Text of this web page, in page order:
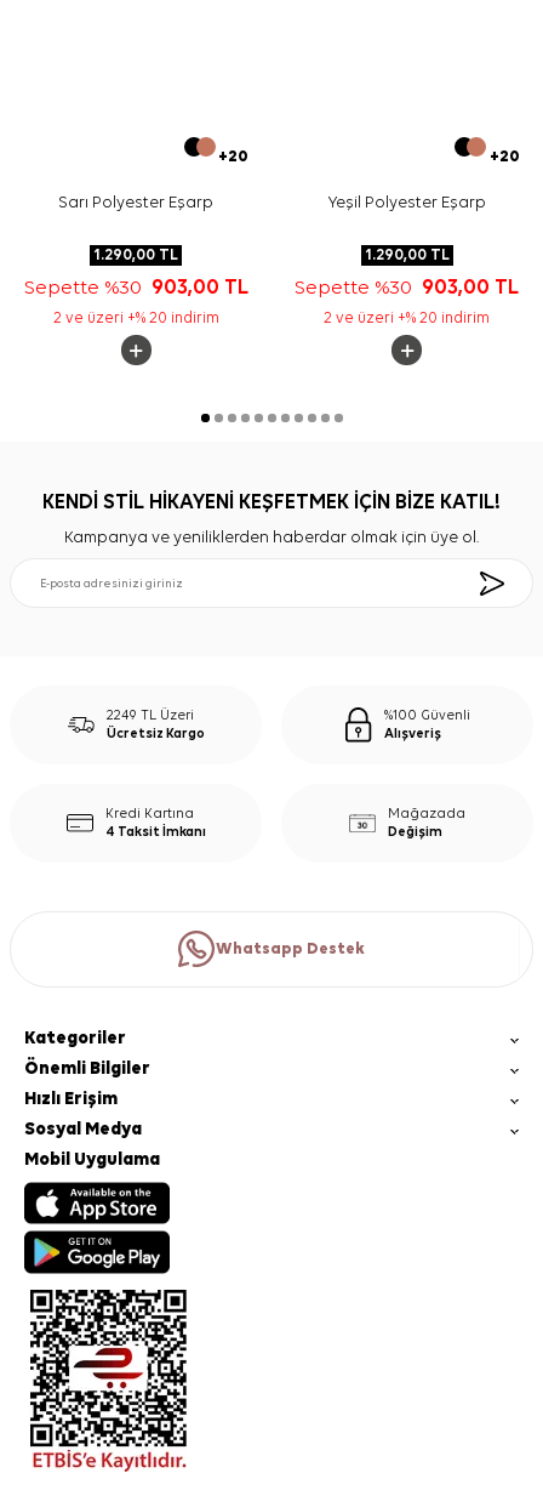
+20
Sarı Polyester Eşarp
1.290,00 TL
Sepette %30 903,00 TL
2 ve üzeri +% 20 indirim
+20
Yeşil Polyester Eşarp
1.290,00TL
Sepette %30 903,00 TL
2 ve üzeri +% 20 indirim
KENDİ STİL HİKAYENİ KEŞFETMEK İÇİN BİZE KATIL!
Kampanya ve yeniliklerden haberdar olmak için üye ol.
2249 TL Üzeri
Ücretsiz Kargo
%100 Güvenli
Alışveriş
Kredi Kartına
4 Taksit İmkanı
Mağazada
Değişim
Whatsapp Destek
Kategoriler
Önemli Bilgiler
Hızlı Erişim
Sosyal Medya
Mobil Uygulama